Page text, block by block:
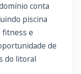
conta
piscina
fitness e
de
do litoral